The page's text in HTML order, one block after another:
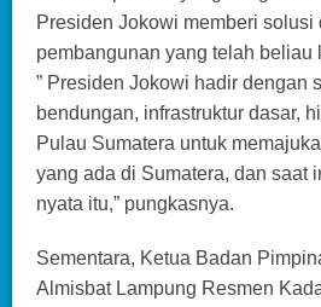
Presiden Jokowi memberi solusi
pembangunan yang telah beliau
” Presiden Jokowi hadir dengan
bendungan, infrastruktur dasar,
Pulau Sumatera untuk
yang ada di Sumatera, dan saat
nyata itu,” pungkasnya.
Sementara, Ketua Badan
Almisbat Lampung Resmen